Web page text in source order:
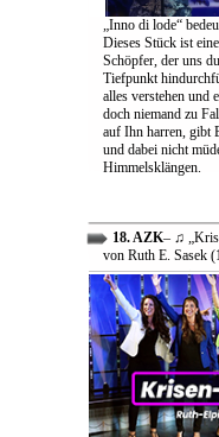
„Inno di lode“
Dieses Stück ist
Schöpfer, der uns
Tiefpunkt
alles verstehen und
doch niemand zu
auf Ihn harren, gibt
und dabei nicht
Himmelsklängen.
18. AZK– ♫
von Ruth E. Sasek